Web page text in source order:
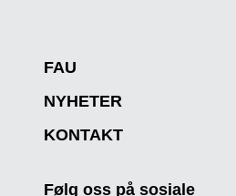
FAU
NYHETER
KONTAKT
Følg oss på sosiale